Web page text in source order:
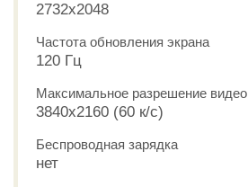
2732x2048
Частота обновления экрана
120 Гц
Максимальное разрешение видео
3840x2160 (60 к/с)
Беспроводная зарядка
нет